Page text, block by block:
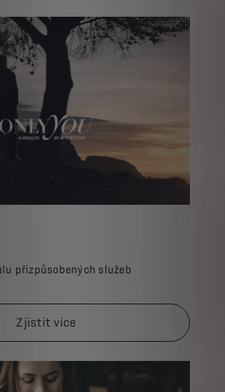
přizpůsobených služeb
Zjistit více